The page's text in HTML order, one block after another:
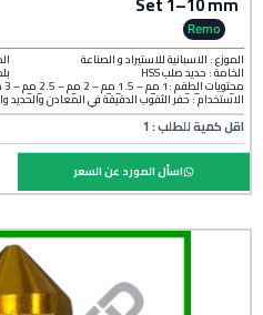
Remo
الموزع : الاسبانية للاستيراد و الصناعة
الخامة : حديد صلب HSS
– 6 مم – 6.5 مم – 7 مم – 7.5 مم – 8 مم – 8.5 مم – 9 مم – 9.5 مم – 10 مم
الاستخدام : حفر الثقوب الدقيقة في المعادن والحديد
اقل كمية للطلب : 1
اسأل المورد عن السعر